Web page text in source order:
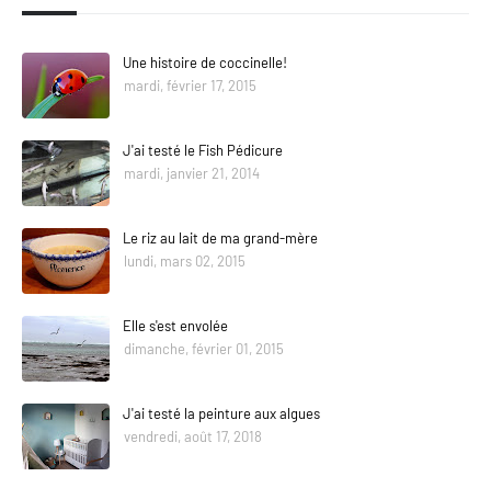
Une histoire de coccinelle!
mardi, février 17, 2015
J'ai testé le Fish Pédicure
mardi, janvier 21, 2014
Le riz au lait de ma grand-mère
lundi, mars 02, 2015
Elle s'est envolée
dimanche, février 01, 2015
J'ai testé la peinture aux algues
vendredi, août 17, 2018